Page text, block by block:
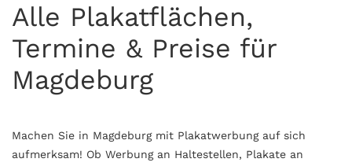
Alle Plakatflächen,
Termine & Preise für
Magdeburg
Machen Sie in Magdeburg mit Plakatwerbung auf sich
aufmerksam! Ob Werbung an Haltestellen, Plakate an